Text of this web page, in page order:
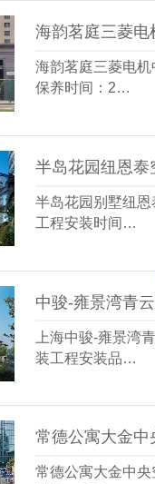
海韵茗庭三菱电
保养时间：2…
半岛花园别墅纽
工程安装时间…
上海中骏-雍景湾
装工程安装品…
常德公寓大金中
常德公寓大金中